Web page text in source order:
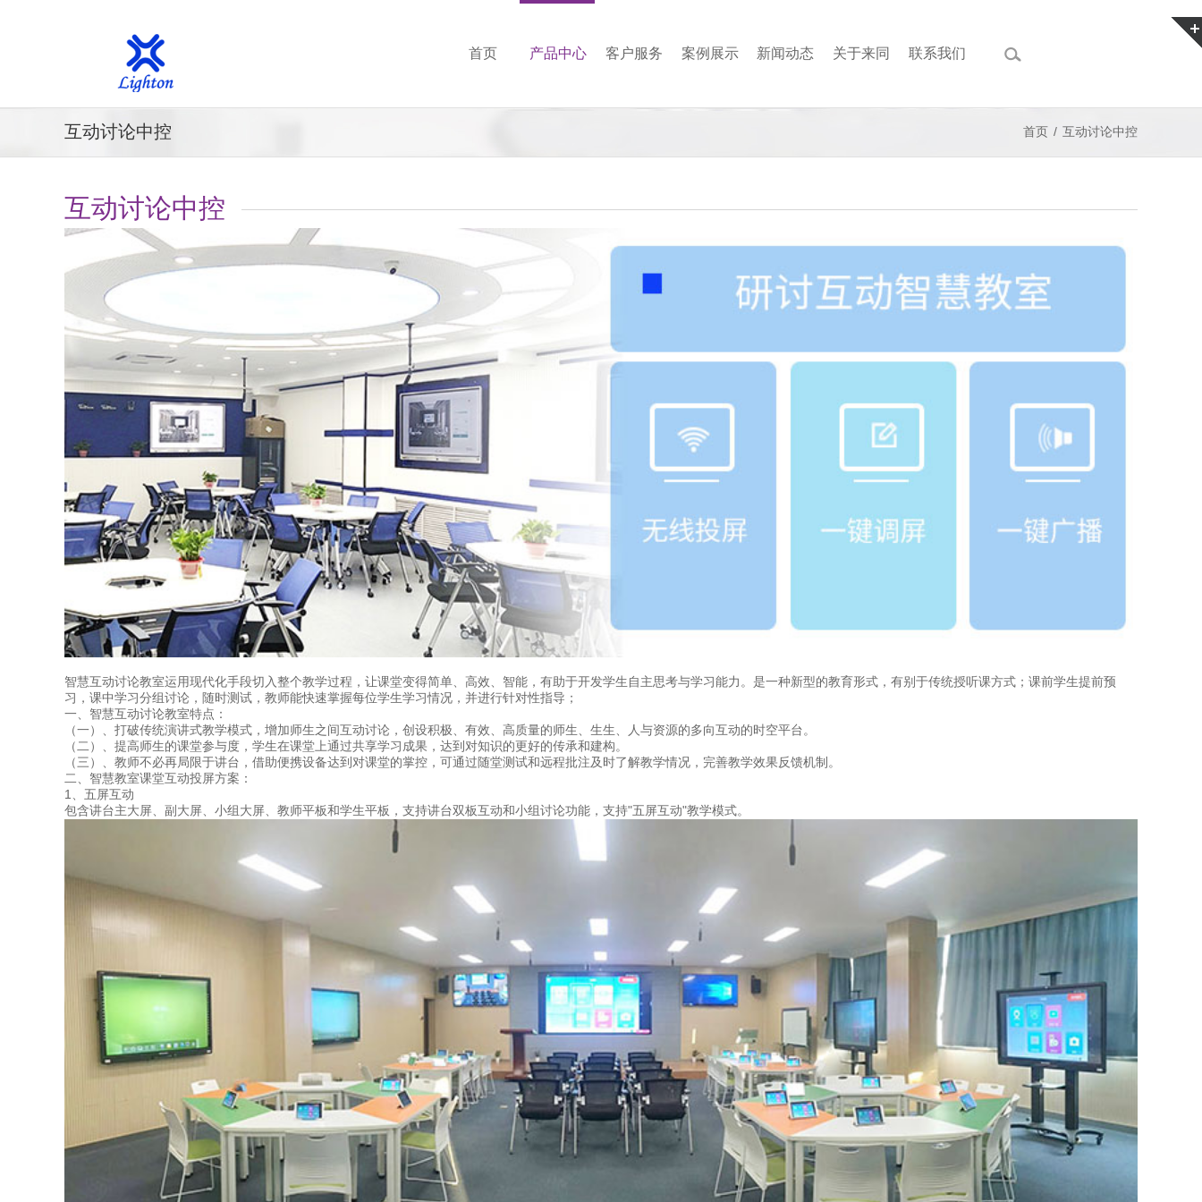
首页 产品中心 客户服务 案例展示 新闻动态 关于来同 联系我们
互动讨论中控 首页 / 互动讨论中控
互动讨论中控
智慧互动讨论教室运用现代化手段切入整个教学过程，让课堂变得简单、高效、智能，有助于开发学生自主思考与学习能力。是一种新型的教育形式，有别于传统授听课方式；课前学生提前预
习，课中学习分组讨论，随时测试，教师能快速掌握每位学生学习情况，并进行针对性指导；
一、智慧互动讨论教室特点：
（一）、打破传统演讲式教学模式，增加师生之间互动讨论，创设积极、有效、高质量的师生、生生、人与资源的多向互动的时空平台。
（二）、提高师生的课堂参与度，学生在课堂上通过共享学习成果，达到对知识的更好的传承和建构。
（三）、教师不必再局限于讲台，借助便携设备达到对课堂的掌控，可通过随堂测试和远程批注及时了解教学情况，完善教学效果反馈机制。
二、智慧教室课堂互动投屏方案：
1、五屏互动
包含讲台主大屏、副大屏、小组大屏、教师平板和学生平板，支持讲台双板互动和小组讨论功能，支持"五屏互动"教学模式。